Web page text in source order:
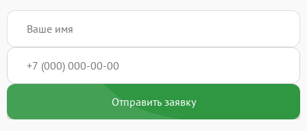
Отправить заявку